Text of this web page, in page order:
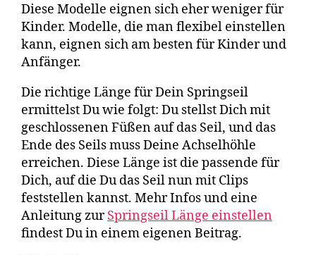
Diese Modelle eignen sich eher weniger für
Kinder. Modelle, die man flexibel einstellen
kann, eignen sich am besten für Kinder und
Anfänger.
Die richtige Länge für Dein Springseil
ermittelst Du wie folgt: Du stellst Dich mit
geschlossenen Füßen auf das Seil, und das
Ende des Seils muss Deine Achselhöhle
erreichen. Diese Länge ist die passende für
Dich, auf die Du das Seil nun mit Clips
feststellen kannst. Mehr Infos und eine
Anleitung zurSpringseil Länge einstellen
findest Du in einem eigenen Beitrag.